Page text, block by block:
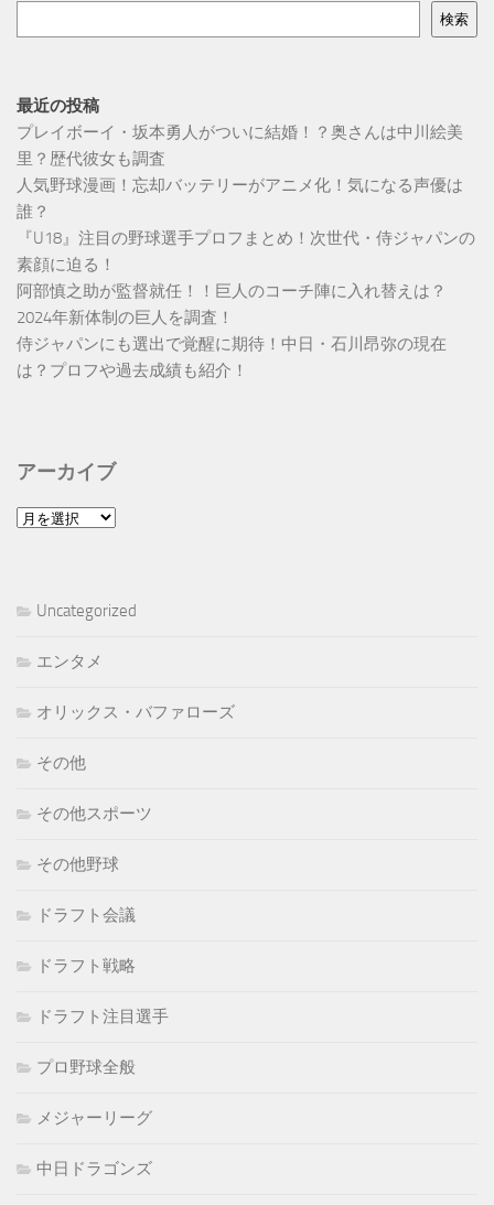
検索
最近の投稿
プレイボーイ・坂本勇人がついに結婚！？奥さんは中川絵美
里？歴代彼女も調査
人気野球漫画！忘却バッテリーがアニメ化！気になる声優は
誰？
『U18』注目の野球選手プロフまとめ！次世代・侍ジャパンの
素顔に迫る！
阿部慎之助が監督就任！！巨人のコーチ陣に入れ替えは？
2024年新体制の巨人を調査！
侍ジャパンにも選出で覚醒に期待！中日・石川昂弥の現在
は？プロフや過去成績も紹介！
アーカイブ
ア
ブ
Uncategorized
エンタメ
オリックス・バファローズ
その他
その他スポーツ
その他野球
ドラフト会議
ドラフト戦略
ドラフト注目選手
プロ野球全般
メジャーリーグ
中日ドラゴンズ